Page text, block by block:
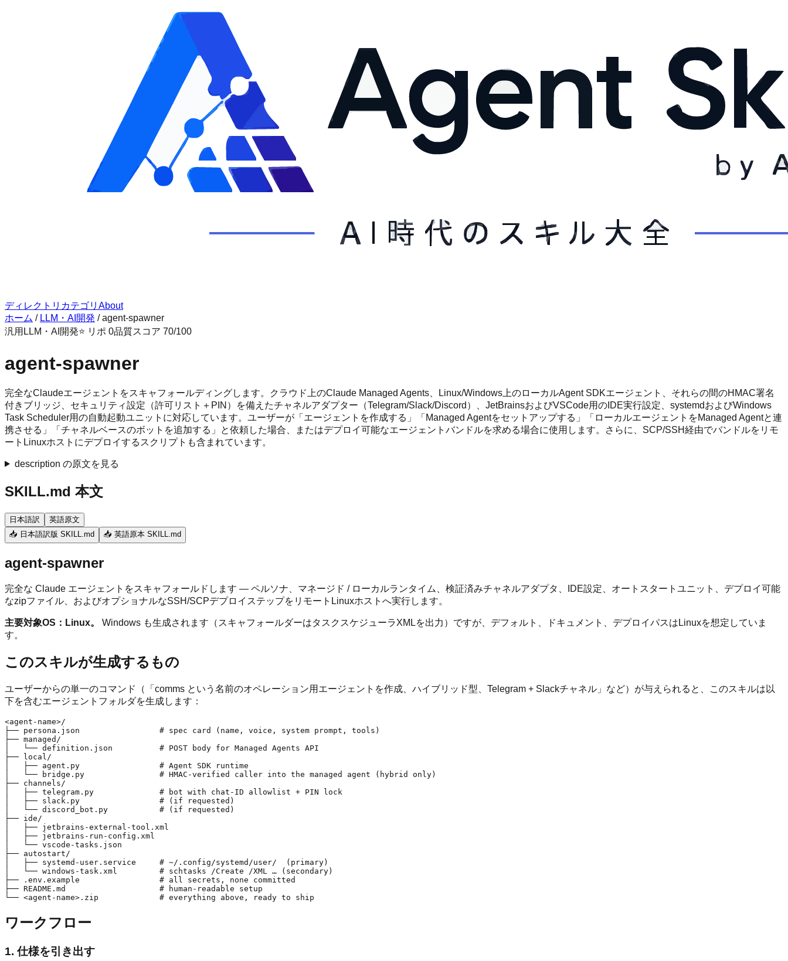
ディレクトリ カテゴリ About
ホーム / LLM・AI開発 /agent-spawner
汎用 LLM・AI開発⭐ リポ 0品質スコア 70/100
agent-spawner
完全なClaudeエージェントをスキャフォールディングします。クラウド上のClaude Managed Agents、Linux/Windows上のローカルAgent SDKエージェント、それらの間のHMAC署名
付きブリッジ、セキュリティ設定（許可リスト＋PIN）を備えたチャネルアダプター（Telegram/Slack/Discord）、JetBrainsおよびVSCode用のIDE実行設定、systemdおよびWindows
Task Scheduler用の自動起動ユニットに対応しています。ユーザーが「エージェントを作成する」「Managed Agentをセットアップする」「ローカルエージェントをManaged Agentと連
携させる」「チャネルベースのボットを追加する」と依頼した場合、またはデプロイ可能なエージェントバンドルを求める場合に使用します。さらに、SCP/SSH経由でバンドルをリモ
ートLinuxホストにデプロイするスクリプトも含まれています。
description の原文を見る
SKILL.md 本文
日本語訳
英語原文
📥 日本語訳版 SKILL.md
📥 英語原本 SKILL.md
agent-spawner
完全な Claude エージェントをスキャフォールドします — ペルソナ、マネージド / ローカルランタイム、検証済みチャネルアダプタ、IDE設定、オートスタートユニット、デプロイ可能
なzipファイル、およびオプショナルなSSH/SCPデプロイステップをリモートLinuxホストへ実行します。
主要対象OS：Linux。
Windows も生成されます（スキャフォールダーはタスクスケジューラXMLを出力）ですが、デフォルト、ドキュメント、デプロイパスはLinuxを想定していま
す。
このスキルが生成するもの
ユーザーからの単一のコマンド（「comms という名前のオペレーション用エージェントを作成、ハイブリッド型、Telegram + Slackチャネル」など）が与えられると、このスキルは以
下を含むエージェントフォルダを生成します：
<agent-name>/
├── persona.json                 # spec card (name, voice, system prompt, tools)
├── managed/
│   └── definition.json          # POST body for Managed Agents API
├── local/
│   ├── agent.py                 # Agent SDK runtime
│   └── bridge.py                # HMAC-verified caller into the managed agent (hybrid only)
├── channels/
│   ├── telegram.py              # bot with chat-ID allowlist + PIN lock
│   ├── slack.py                 # (if requested)
│   └── discord_bot.py           # (if requested)
├── ide/
│   ├── jetbrains-external-tool.xml
│   ├── jetbrains-run-config.xml
│   └── vscode-tasks.json
├── autostart/
│   ├── systemd-user.service     # ~/.config/systemd/user/  (primary)
│   └── windows-task.xml         # schtasks /Create /XML … (secondary)
├── .env.example                 # all secrets, none committed
├── README.md                    # human-readable setup
ワークフロー
1. 仕様を引き出す